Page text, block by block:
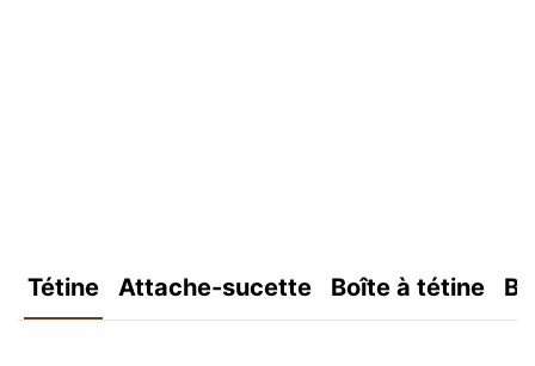
Tétine Attache-sucette Boîte à tétine